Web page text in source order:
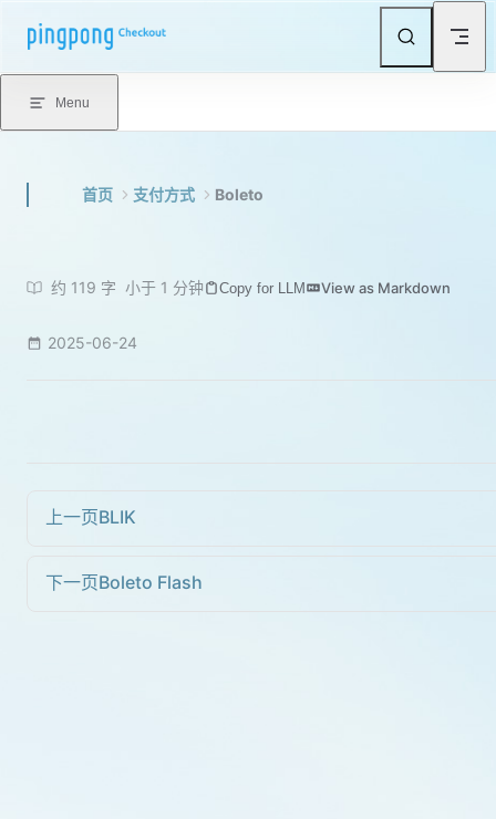
Skip to content
Menu
首页 支付方式 Boleto
约 119 字 小于 1 分钟 Copy for LLM View as Markdown
2025-06-24
上一页BLIK
下一页Boleto Flash